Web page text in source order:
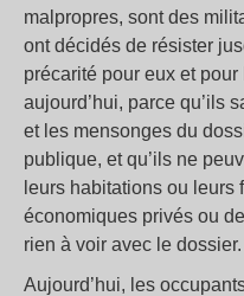
malpropres, sont des
ont décidés de résister
précarité pour eux et
aujourd’hui, parce qu’ils
et les mensonges du
publique, et qu’ils ne
leurs habitations ou leurs
économiques privés ou
rien à voir avec le dossier.
Aujourd’hui, les